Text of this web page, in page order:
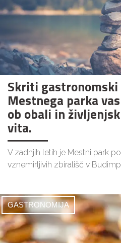
Skriti gastronomski
Mestnega parka
ob obali in
vita.
V zadnjih letih je Mestni park
vznemirljivih zbirališč v
GASTRONOMIJA